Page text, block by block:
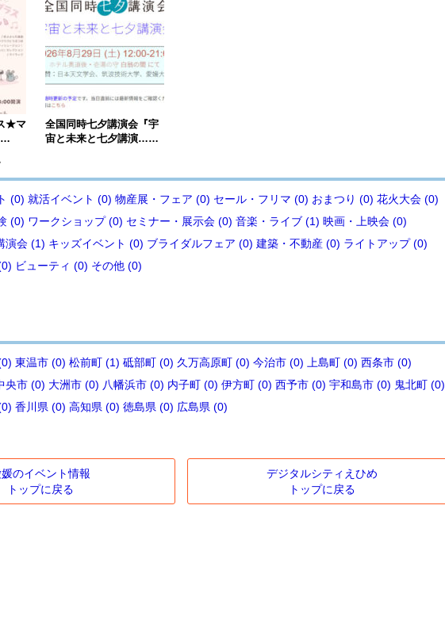
★マ
全国同時七夕講演会『宇
宙と未来と七夕講演……
(0) 就活イベント (0) 物産展・フェア (0) セール・フリマ (0) おまつり (0) 花火大会 (0)
(0) ワークショップ (0) セミナー・展示会 (0) 音楽・ライブ (1) 映画・上映会 (0)
演会 (1) キッズイベント (0) ブライダルフェア (0) 建築・不動産 (0) ライトアップ (0)
ビューティ (0) その他 (0)
東温市 (0) 松前町 (1) 砥部町 (0) 久万高原町 (0) 今治市 (0) 上島町 (0) 西条市 (0)
央市 (0) 大洲市 (0) 八幡浜市 (0) 内子町 (0) 伊方町 (0) 西予市 (0) 宇和島市 (0) 鬼北町 (0)
香川県 (0) 高知県 (0) 徳島県 (0) 広島県 (0)
のイベント情報
トップに戻る
デジタルシティえひめ
トップに戻る